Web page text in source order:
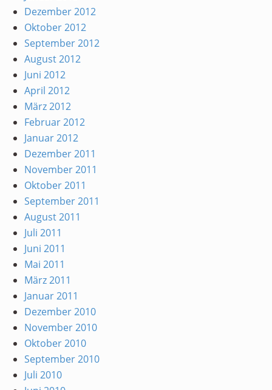
Dezember 2012
Oktober 2012
September 2012
August 2012
Juni 2012
April 2012
März 2012
Februar 2012
Januar 2012
Dezember 2011
November 2011
Oktober 2011
September 2011
August 2011
Juli 2011
Juni 2011
Mai 2011
März 2011
Januar 2011
Dezember 2010
November 2010
Oktober 2010
September 2010
Juli 2010